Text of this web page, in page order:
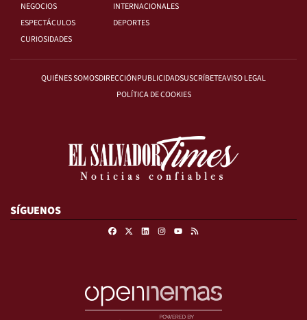
NEGOCIOS
INTERNACIONALES
ESPECTÁCULOS
DEPORTES
CURIOSIDADES
QUIÉNES SOMOSDIRECCIÓNPUBLICIDADSUSCRÍBETEAVISO LEGAL
POLÍTICA DE COOKIES
SÍGUENOS
FacebookLinkedinInstagram